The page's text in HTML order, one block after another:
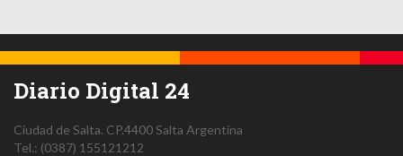
Diario Digital 24
Ciudad de Salta. CP.4400Salta Argentina
Tel.: (0387) 155121212